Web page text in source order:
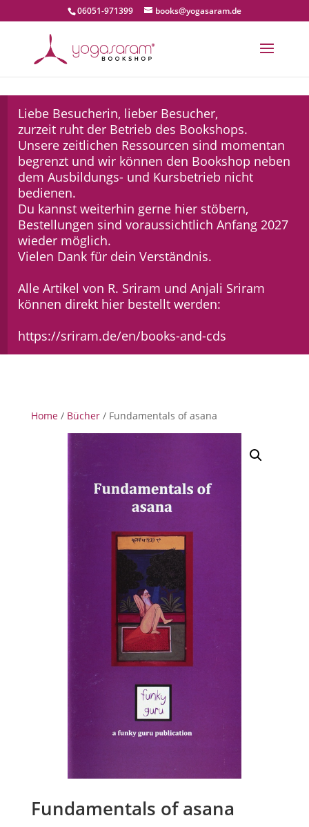
06051-971399 books@yogasaram.de
Liebe Besucherin, lieber Besucher,
zurzeit ruht der Betrieb des Bookshops.
Unsere zeitlichen Ressourcen sind momentan
begrenzt und wir können den Bookshop neben
dem Ausbildungs- und Kursbetrieb nicht
bedienen.
Du kannst weiterhin gerne hier stöbern,
Bestellungen sind voraussichtlich Anfang 2027
wieder möglich.
Vielen Dank für dein Verständnis.
Alle Artikel von R. Sriram und Anjali Sriram
können direkt hier bestellt werden:
https://sriram.de/en/books-and-cds
Home/ Bücher/ Fundamentals of asana
Fundamentals of asana